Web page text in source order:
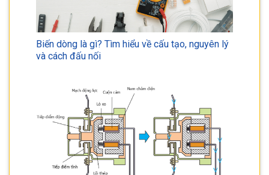
Biến dòng là gì? Tìm hiểu về cấu tạo, nguyên lý
và cách đấu nối